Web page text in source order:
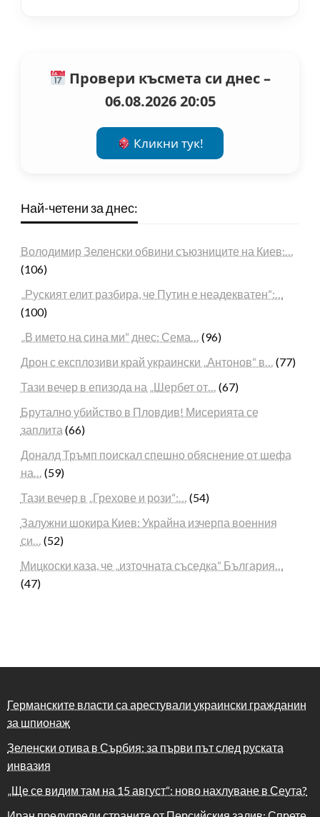
Провери късмета си днес –
06.08.2026 20:05
Кликни тук!
Най-четени за днес:
Володимир Зеленски обвини съюзниците на Киев:…
(106)
„Руският елит разбира, че Путин е неадекватен“:…
(100)
„В името на сина ми“ днес: Сема… (96)
Дрон с експлозиви край украински „Антонов“ в… (77)
Тази вечер в епизода на „Шербет от… (67)
Брутално убийство в Пловдив! Мисерията се
заплита (66)
Доналд Тръмп поискал спешно обяснение от шефа
на… (59)
Тази вечер в „Грехове и рози“:… (54)
Залужни шокира Киев: Украйна изчерпа военния
си… (52)
Мицкоски каза, че „източната съседка“ България…
(47)
Германските власти са арестували украински гражданин
за шпионаж
Зеленски отива в Сърбия: за първи път след руската
инвазия
„Ще се видим там на 15 август“: ново нахлуване в Сеута?